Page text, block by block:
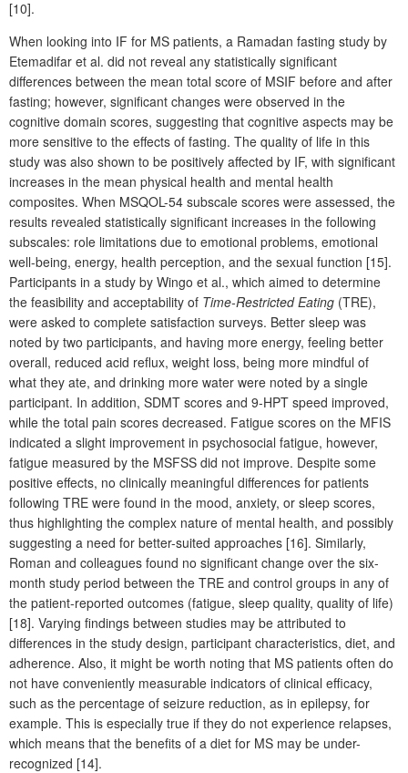
[10].
When looking into IF for MS patients, a Ramadan fasting study by
Etemadifar et al. did not reveal any statistically significant
differences between the mean total score of MSIF before and after
fasting; however, significant changes were observed in the
cognitive domain scores, suggesting that cognitive aspects may be
more sensitive to the effects of fasting. The quality of life in this
study was also shown to be positively affected by IF, with significant
increases in the mean physical health and mental health
composites. When MSQOL-54 subscale scores were assessed, the
results revealed statistically significant increases in the following
subscales: role limitations due to emotional problems, emotional
well-being, energy, health perception, and the sexual function [15].
Participants in a study by Wingo et al., which aimed to determine
the feasibility and acceptability of Time-Restricted Eating (TRE),
were asked to complete satisfaction surveys. Better sleep was
noted by two participants, and having more energy, feeling better
overall, reduced acid reflux, weight loss, being more mindful of
what they ate, and drinking more water were noted by a single
participant. In addition, SDMT scores and 9-HPT speed improved,
while the total pain scores decreased. Fatigue scores on the MFIS
indicated a slight improvement in psychosocial fatigue, however,
fatigue measured by the MSFSS did not improve. Despite some
positive effects, no clinically meaningful differences for patients
following TRE were found in the mood, anxiety, or sleep scores,
thus highlighting the complex nature of mental health, and possibly
suggesting a need for better-suited approaches [16]. Similarly,
Roman and colleagues found no significant change over the six-
month study period between the TRE and control groups in any of
the patient-reported outcomes (fatigue, sleep quality, quality of life)
[18]. Varying findings between studies may be attributed to
differences in the study design, participant characteristics, diet, and
adherence. Also, it might be worth noting that MS patients often do
not have conveniently measurable indicators of clinical efficacy,
such as the percentage of seizure reduction, as in epilepsy, for
example. This is especially true if they do not experience relapses,
which means that the benefits of a diet for MS may be under-
recognized [14].